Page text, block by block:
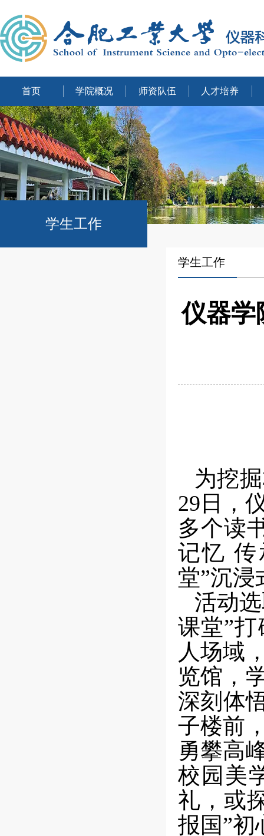
首页 学院概况 师资队伍 人才培养
学生工作
学生工作
仪器学
为挖
29 日，
多个读
记忆 传
堂”沉浸
活动
课堂”
人场域
览馆，
深刻体
子楼前
勇攀高
校园美
礼，或
报国”初